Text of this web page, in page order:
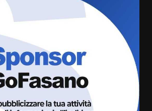
Fasanese ferito a colpi di arma
da fuoco
6 Agosto 2026 18:13